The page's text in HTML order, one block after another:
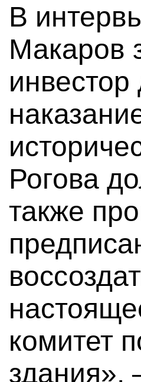
В
Макаров
Рогова
также
комитет
здания»,